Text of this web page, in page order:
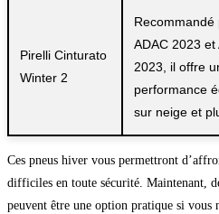
Pirelli Cinturato
Winter 2
Recommandé
ADAC 2023 et
2023, il offre
performance
sur neige et
Ces pneus hiver vous permettront
difficiles en toute sécurité. Maintenant,
peuvent être une option pratique si vous